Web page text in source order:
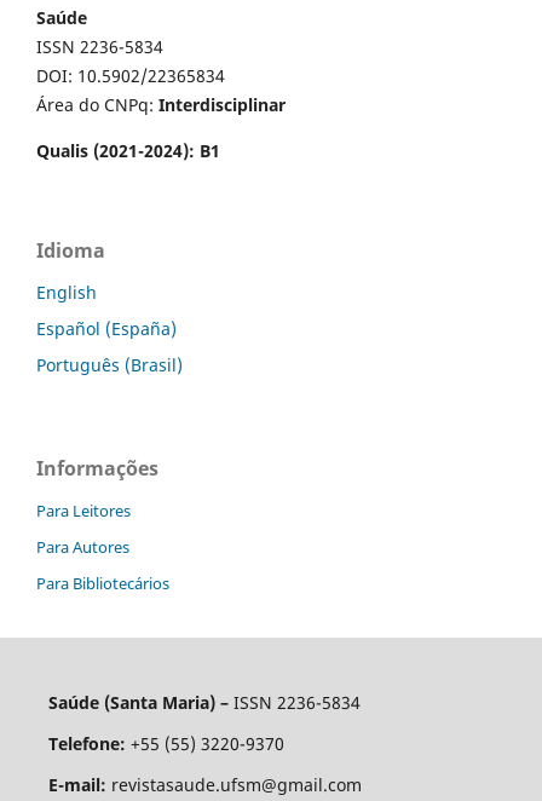
Saúde
ISSN 2236-5834
DOI: 10.5902/22365834
Área do CNPq: Interdisciplinar
Qualis (2021-2024): B1
Idioma
English
Español (España)
Português (Brasil)
Informações
Para Leitores
Para Autores
Para Bibliotecários
Saúde (Santa Maria) – ISSN 2236-5834
Telefone: +55 (55) 3220-9370
E-mail: revistasaude.ufsm@gmail.com